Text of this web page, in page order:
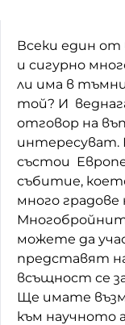
Домашен
Питаме Ви
До ре ми
Всеки един от
и сигурно
ли има в
той? И
отговор на
състои
събитие,
много
можете да
представят
всъщност се
Ще имате
към научното